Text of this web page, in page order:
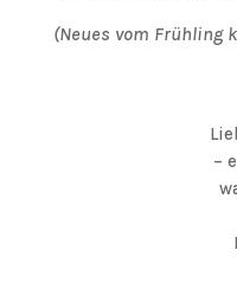
(Neues vom Frühling
–